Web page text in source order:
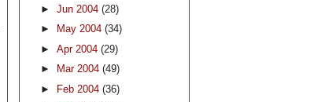
► Jun 2004 (28)
►
May 2004 (34)
► Apr 2004 (29)
►
Mar 2004 (49)
►
Feb 2004 (36)